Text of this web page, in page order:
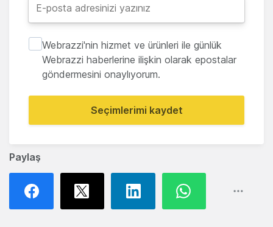
Paylaş
Webrazzi'nin hizmet ve ürünleri ile günlük
Webrazzi haberlerine ilişkin olarak epostalar
göndermesini onaylıyorum.
Seçimlerimi kaydet